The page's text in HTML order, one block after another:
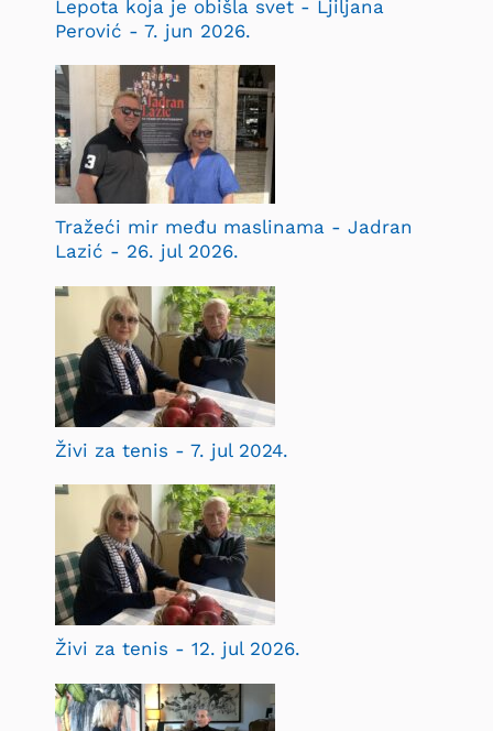
Lepota koja je obišla svet - Ljiljana
Perović - 7. jun 2026.
Tražeći mir među maslinama - Jadran
Lazić - 26. jul 2026.
Živi za tenis - 7. jul 2024.
Živi za tenis - 12. jul 2026.